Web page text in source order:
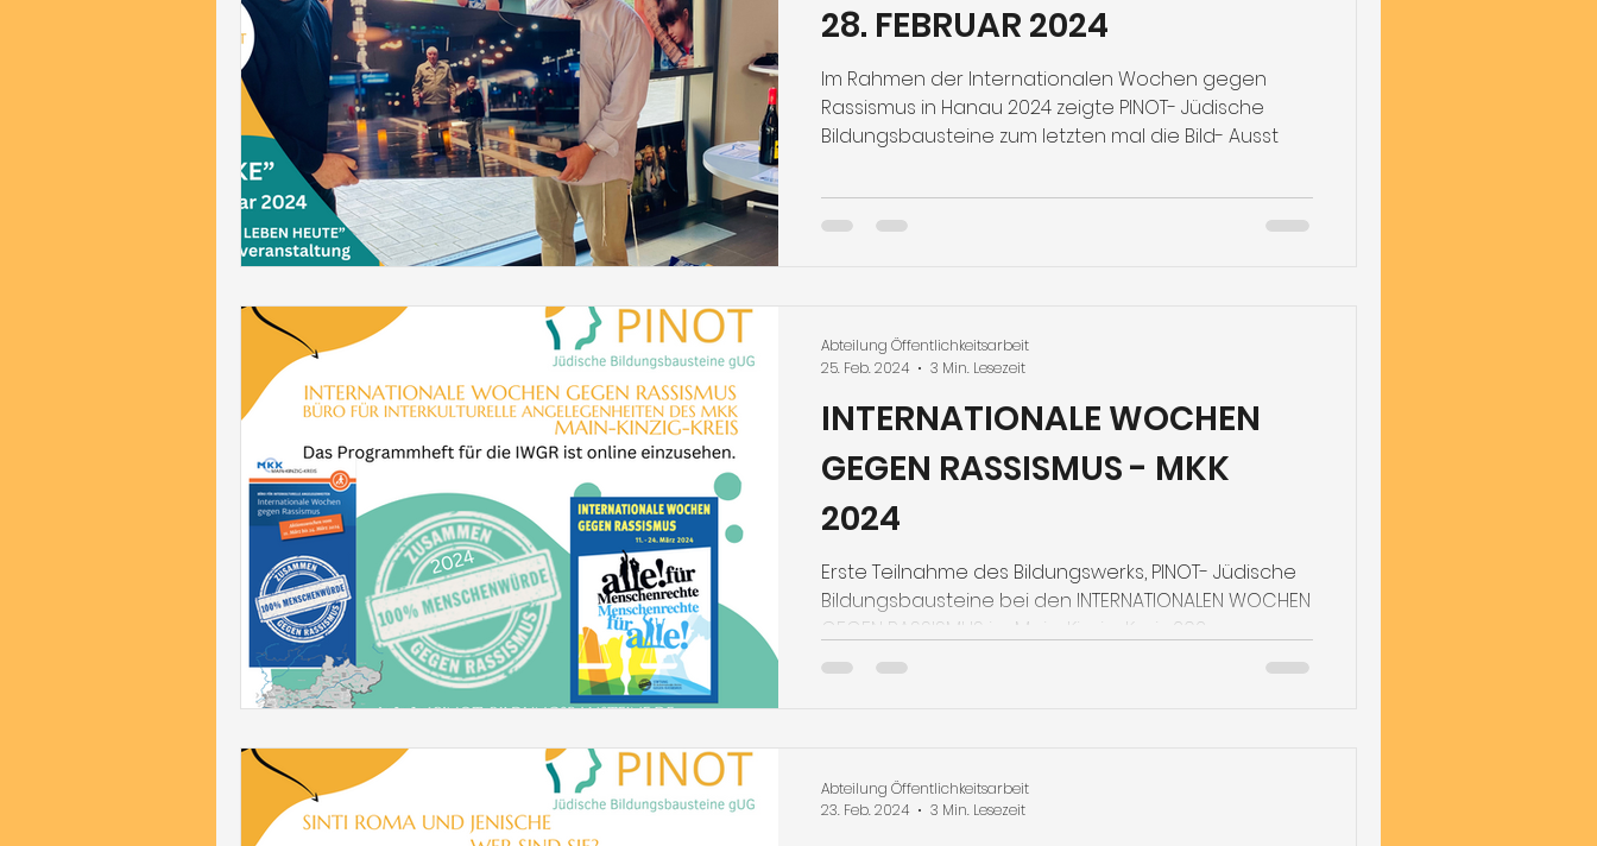
28. FEBRUAR 2024
Im Rahmen der Internationalen Wochen gegen
Rassismus in Hanau 2024 zeigte PINOT- Jüdische
Bildungsbausteine zum letzten mal die Bild- Ausst
INTERNATIONALE WOCHEN
GEGEN RASSISMUS - MKK
2024
Erste Teilnahme des Bildungswerks, PINOT- Jüdische
Bildungsbausteine bei den INTERNATIONALEN WOCHEN
GEGEN RASSISMUS im Main-Kinzig-Kreis 202
Abteilung Öffentlichkeitsarbeit
25. Feb. 2024
3 Min. Lesezeit
Abteilung Öffentlichkeitsarbeit
23. Feb. 2024
3 Min. Lesezeit